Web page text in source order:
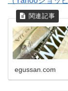
egussan.com